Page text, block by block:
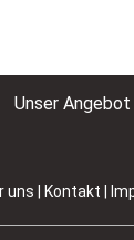
Unser
uns Kontakt